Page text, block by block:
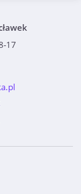
17